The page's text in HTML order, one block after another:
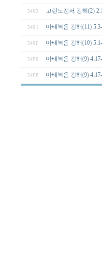
3492 고린도전서 강해(2)
3491 마태복음 강해(11)
3490 마태복음 강해(10)
3489 마태복음 강해(9)
3488 마태복음 강해(9)